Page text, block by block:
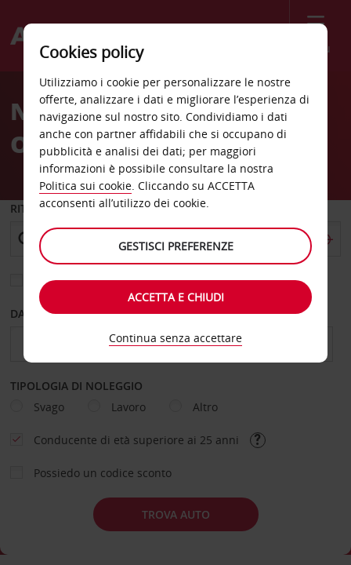
Menù
Welcome
AvisNoleggio auto Australia
Occidentale
RITIRO DA
Scegli una località di riconsegna diversa
DAL GIORNO AL GIORNO
TIPOLOGIA DI NOLEGGIO
Svago
Lavoro Altro
Conducente di età superiore ai 25 anni
Possiedo un codice sconto
TROVA AUTO
Cookies policy
Utilizziamo i cookie per personalizzare le nostre
offerte, analizzare i dati e migliorare l’esperienza di
navigazione sul nostro sito. Condividiamo i dati
anche con partner affidabili che si occupano di
pubblicità e analisi dei dati; per maggiori
informazioni è possibile consultare la nostra
Politica sui cookie. Cliccando su ACCETTA
acconsenti all’utilizzo dei cookie.
GESTISCI PREFERENZE
ACCETTA E CHIUDI
Continua senza accettare